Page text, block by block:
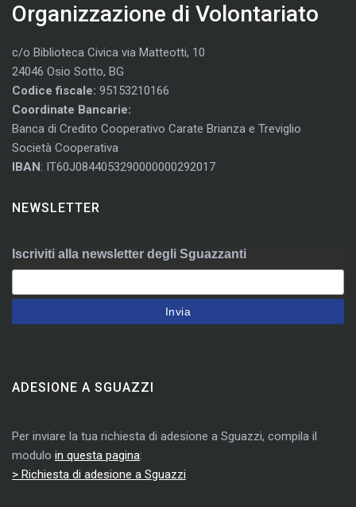
Organizzazione di Volontariato
c/o Biblioteca Civica via Matteotti, 10
24046 Osio Sotto, BG
Codice fiscale: 95153210166
Coordinate Bancarie:
Banca di Credito Cooperativo Carate Brianza e Treviglio
Società Cooperativa
IBAN: IT60J0844053290000000292017
NEWSLETTER
Iscriviti alla newsletter degli Sguazzanti
ADESIONE A SGUAZZI
Per inviare la tua richiesta di adesione a Sguazzi, compila il
modulo in questa pagina:
> Richiesta di adesione a Sguazzi